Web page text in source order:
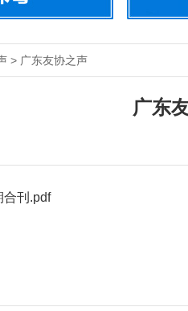
> 广东友协之声
广东
合刊.pdf